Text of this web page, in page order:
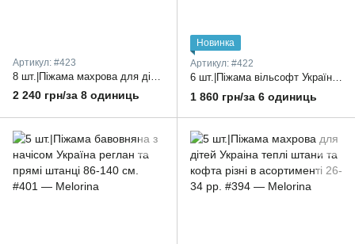
Артикул: #423
2 240 грн/за 8 одиниць
Новинка
Артикул: #422
6 шт.|Піжама вільсофт Україна, на кофті спереду вишивка, штани знизу на манжеті 98-128 см.
1 860 грн/за 6 одиниць